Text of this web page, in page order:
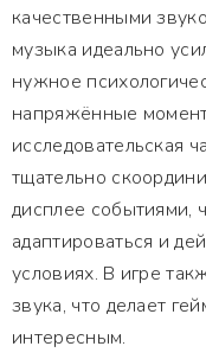
качественными
музыка идеально
нужное
напряжённые
исследовательская
тщательно
дисплее событиями,
адаптироваться и
условиях. В игре
звука, что делает
интересным.